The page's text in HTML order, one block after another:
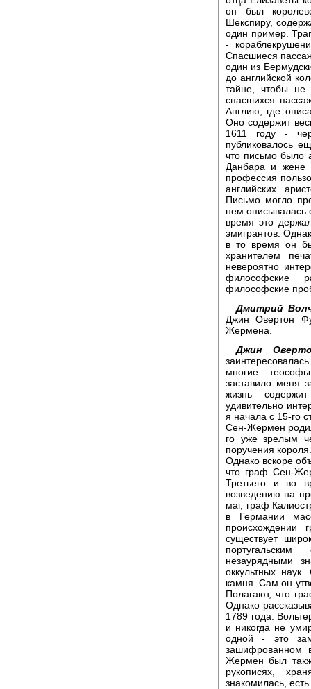
он был
Шекспиру,
один пример.
-
Спасшиеся
один из
до английской
тайне, чтобы не
спасшихся
Англию, где
Оно содержит
1611 году -
публиковалось
что письмо было
Данбара и жене
профессия
английских
Письмо могло
нем описывалась
время это
эмигрантов.
в то время он
хранителем
невероятно
философские
философские
Дмитрий
Джин Овертон
Жермена.
Джин
многие
заставило меня
жизнь
удивительно
я начала с 15-го
Сен-Жермен
го уже зрелым
поручения
Однако вскоре
что граф Сен-
Третьего и во
возведению на
маг, граф
в Германии
происхождении
существует
незаурядными
оккультных
камня. Сам он
Полагают, что
Однако
1789 года.
и никогда не
одной - это
зашифрованном
Жермен был
рукописях,
знакомилась,